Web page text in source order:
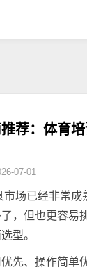
荐：体育
07-01
场已经非常成
，但也更容易
型。
先、操作简单